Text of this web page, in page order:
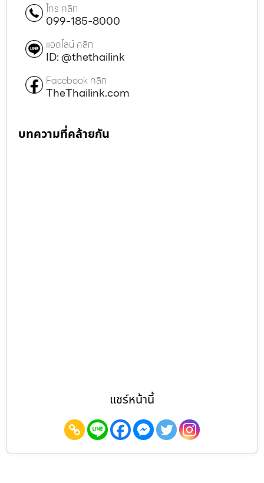
โทร คลิก
099-185-8000
แอดไลน์ คลิก
ID: @thethailink
Facebook คลิก
TheThailink.com
บทความที่คล้ายกัน
แชร์หน้านี้